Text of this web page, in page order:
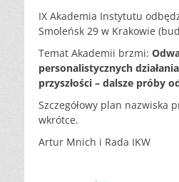
IX Akademia Instytutu
Smoleńsk 29 w Krakowie
Temat Akademii brzmi:
personalistycznych
przyszłości – dalsze próby
Szczegółowy plan nazwiska
wkrótce.
Artur Mnich i Rada IKW